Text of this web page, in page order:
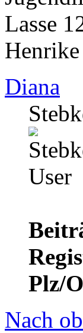
Lasse
Diana
Plz/
Nach